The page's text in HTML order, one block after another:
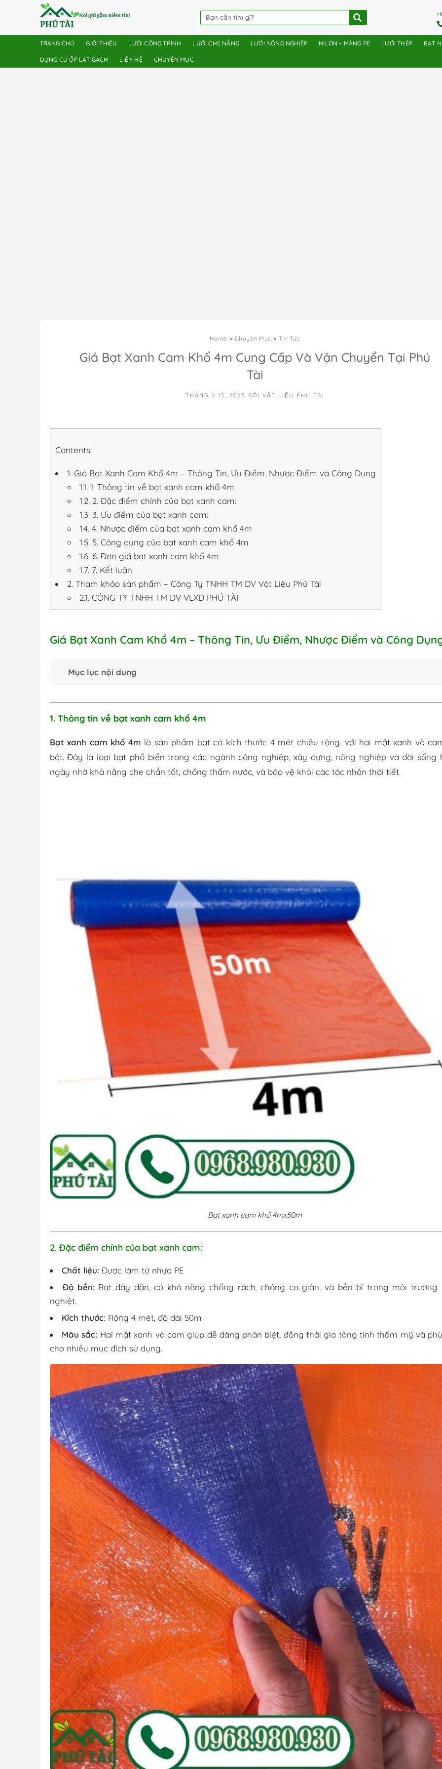
TRANG CHỦ GIỚI THIỆU LƯỚI CÔNG TRÌNH LƯỚI CHE NẮNG LƯỚI NÔNG NGHIỆP NILON – MÀNG PE LƯỚI THÉP BẠT
DỤNG CỤ ỐP LÁT GẠCH LIÊN HỆ CHUYÊN MỤC
Home Chuyên Mục Tin Tức
Giá Bạt Xanh Cam Khổ 4m Cung Cấp Và Vận Chuyển Tại Phú
Tài
THÁNG 2 13, 2025 BỞI VẬT LIỆU PHÚ TÀI
Contents
1.Giá Bạt Xanh Cam Khổ 4m – Thông Tin, Ưu Điểm, Nhược Điểm và Công Dụng
1.1. 1. Thông tin về bạt xanh cam khổ 4m
1.2. 2. Đặc điểm chính của bạt xanh cam:
1.3. 3. Ưu điểm của bạt xanh cam:
1.4. 4. Nhược điểm của bạt xanh cam khổ 4m
1.5. 5. Công dụng của bạt xanh cam khổ 4m
1.6. 6. Đơn giá bạt xanh cam khổ 4m
1.7. 7. Kết luận
2.Tham khảo sản phẩm – Công Ty TNHH TM DV Vật Liệu Phú Tài
2.1. CÔNG TY TNHH TM DV VLXD PHÚ TÀI
Giá Bạt Xanh Cam Khổ 4m – Thông Tin, Ưu Điểm, Nhược Điểm và Công
Mục lục nội dung
1. Thông tin về bạt xanh cam khổ 4m
Bạt xanh cam khổ 4m là sản phẩm bạt có kích thước 4 mét chiều rộng, với hai mặt xanh và
bật. Đây là loại bạt phổ biến trong các ngành công nghiệp, xây dựng, nông nghiệp và đời sống
ngày nhờ khả năng che chắn tốt, chống thấm nước, và bảo vệ khỏi các tác nhân thời tiết.
Bạt xanh cam khổ 4mx50m
2. Đặc điểm chính của bạt xanh cam:
Chất liệu: Được làm từ nhựa PE
Độ bền: Bạt dày dặn, có khả năng chống rách, chống co giãn, và bền bỉ trong môi trường
nghiệt.
Kích thước: Rộng 4 mét, độ dài 50m
Màu sắc: Hai mặt xanh và cam giúp dễ dàng phân biệt, đồng thời gia tăng tính thẩm mỹ và
cho nhiều mục đích sử dụng.